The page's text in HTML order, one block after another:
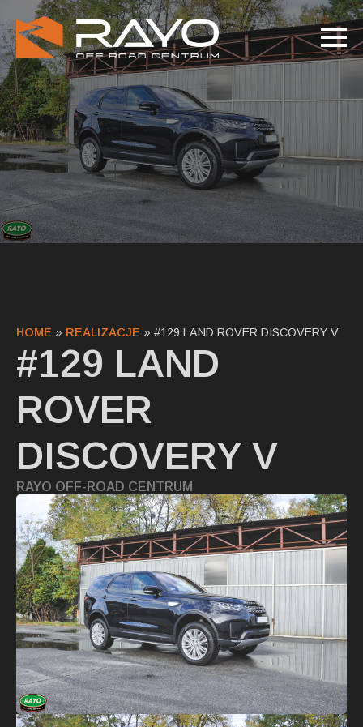
HOME » REALIZACJE » #129 LAND ROVER DISCOVERY V
#129 LAND
ROVER
DISCOVERY V
RAYO OFF-ROAD CENTRUM